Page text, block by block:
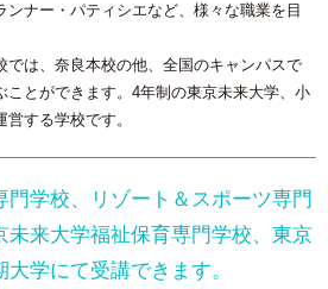
ンナー・パティシエなど、様々な職業を目
では、奈良本校の他、全国のキャンパスで
ことができます。4年制の東京未来大学、小
する学校です。
門学校、リゾート＆スポーツ専門
未来大学福祉保育専門学校、東京
学にて受講できます。